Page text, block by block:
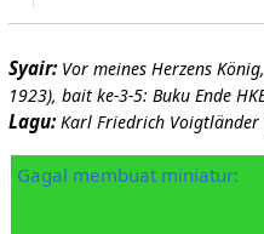
Syair: Vor meines Herzens
1923), bait ke-3-5: Buku Ende
Lagu: Karl Friedrich Voigtländer
Gagal membuat miniatur: